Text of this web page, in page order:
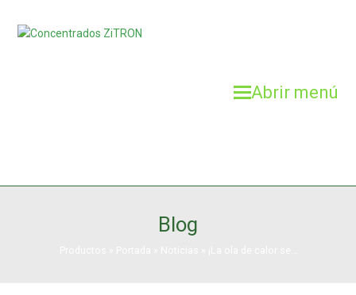
Abrir menú
Blog